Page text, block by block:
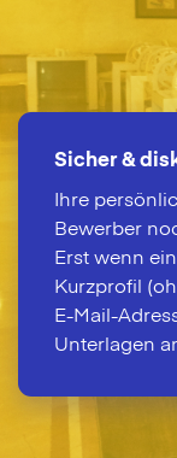
Sicher &
Ihre
Bewerber
Erst wenn
Kurzprofil
E-Mail-
Unterlagen